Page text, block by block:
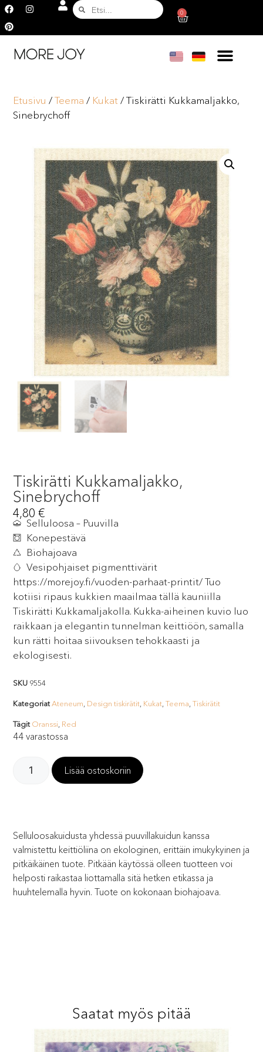
0
Etusivu /Teema / Kukat/ Tiskirätti Kukkamaljakko,
Sinebrychoff
Tiskirätti Kukkamaljakko,
Sinebrychoff
4,80€
Selluloosa – Puuvilla
Konepestävä
Biohajoava
Vesipohjaiset pigmenttivärit
https://morejoy.fi/vuoden-parhaat-printit/ Tuo
kotiisi ripaus kukkien maailmaa tällä kauniilla
Tiskirätti Kukkamaljakolla. Kukka-aiheinen kuvio luo
raikkaan ja elegantin tunnelman keittiöön, samalla
kun rätti hoitaa siivouksen tehokkaasti ja
ekologisesti.
SKU 9554
Kategoriat Ateneum Design tiskirätit Kukat ,Teema ,Tiskirätit
Tägit Oranssi Red
44 varastossa
Lisää ostoskoriin
Selluloosakuidusta yhdessä puuvillakuidun kanssa
valmistettu keittiöliina on ekologinen, erittäin imukykyinen ja
pitkäikäinen tuote. Pitkään käytössä olleen tuotteen voi
helposti raikastaa liottamalla sitä hetken etikassa ja
huuhtelemalla hyvin. Tuote on kokonaan biohajoava.
Saatat myös pitää